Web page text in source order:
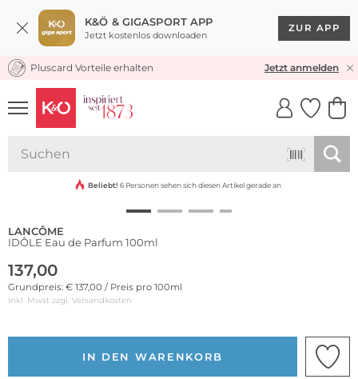
K&Ö & GIGASPORT APP
Jetzt kostenlos downloaden
ZUR APP
KOSTENLOSER VERSAND* & RÜCKVERSAND
Pluscard Vorteile erhalten Jetzt anmelden
UNSERE APP
CLICK &
Beliebt! 6 Personen sehen sich diesen Artikel gerade an
LANCÔME
IDÔLE Eau de Parfum 100ml
137,00
Grundpreis: € 137,00 / Preis pro 100ml
inkl. Mwst zzgl. Versandkosten
IN DEN WARENKORB